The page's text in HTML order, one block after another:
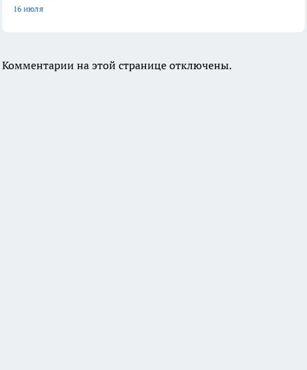
16 июля
Комментарии на этой странице отключены.